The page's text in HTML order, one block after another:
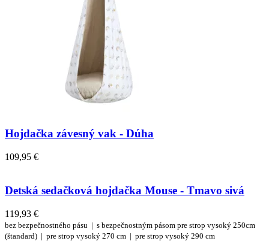
Hojdačka závesný vak - Dúha
109,95 €
Detská sedačková hojdačka Mouse - Tmavo sivá
119,93 €
bez bezpečnostného pásu | s bezpečnostným pásom pre strop vysoký 250cm
(štandard) | pre strop vysoký 270 cm | pre strop vysoký 290 cm